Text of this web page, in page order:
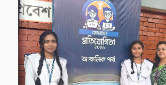
‌গৌর‌বের অর্জন
‌গৌর‌বের অর্জন